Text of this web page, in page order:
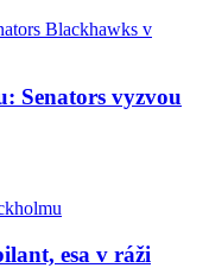
Senators vyzvou
esa v ráži